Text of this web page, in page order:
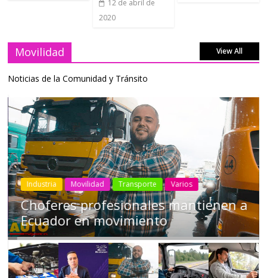
12 de abril de
2020
Movilidad View All
Noticias de la Comunidad y Tránsito
Industria Movilidad Transporte Varios
Choferes profesionales mantienen a
Ecuador en movimiento